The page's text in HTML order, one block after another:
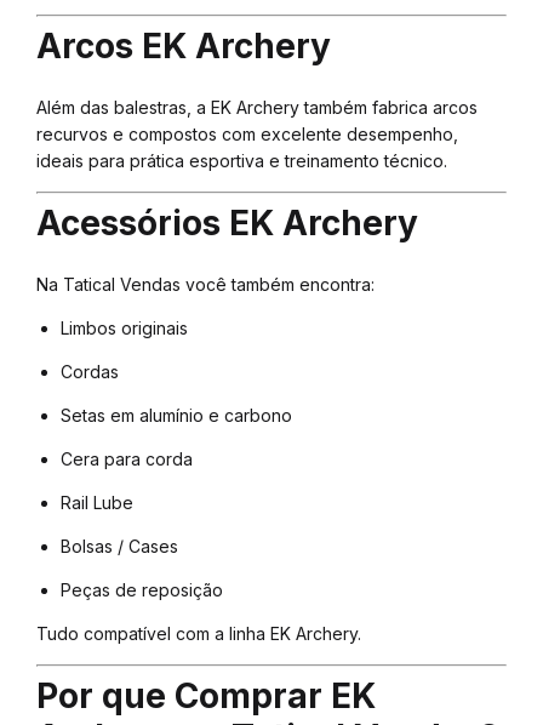
Arcos EK Archery
Além das balestras, a EK Archery também fabrica arcos
recurvos e compostos com excelente desempenho,
ideais para prática esportiva e treinamento técnico.
Acessórios EK Archery
Na Tatical Vendas você também encontra:
Limbos originais
Cordas
Setas em alumínio e carbono
Cera para corda
Rail Lube
Bolsas / Cases
Peças de reposição
Tudo compatível com a linha EK Archery.
Por que Comprar EK